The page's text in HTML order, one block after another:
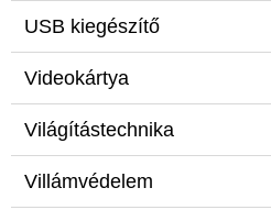
USB kiegészítő
Videokártya
Világítástechnika
Villámvédelem